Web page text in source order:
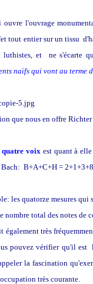
ouvre l'ouvrage
tout entier sur un tissu
luthistes, et ne s'écarte
naïfs qui vont au terme
que nous en offre Richter
voix est quant à
B+A+C+H =
les quatorze mesures qui
nombre total des notes de
également très
pouvez vérifier qu'il est
la fascination
très courante.